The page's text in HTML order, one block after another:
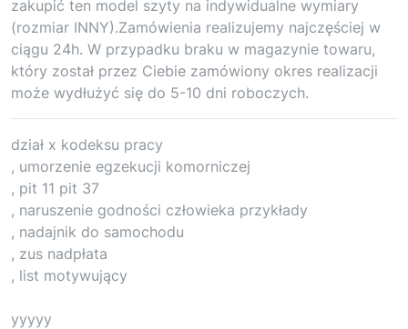
zakupić ten model szyty na indywidualne wymiary
(rozmiar INNY).Zamówienia realizujemy najczęściej w
ciągu 24h. W przypadku braku w magazynie towaru,
który został przez Ciebie zamówiony okres realizacji
może wydłużyć się do 5-10 dni roboczych.
dział x kodeksu pracy
, umorzenie egzekucji komorniczej
, pit 11 pit 37
, naruszenie godności człowieka przykłady
, nadajnik do samochodu
, zus nadpłata
, list motywujący
yyyyy